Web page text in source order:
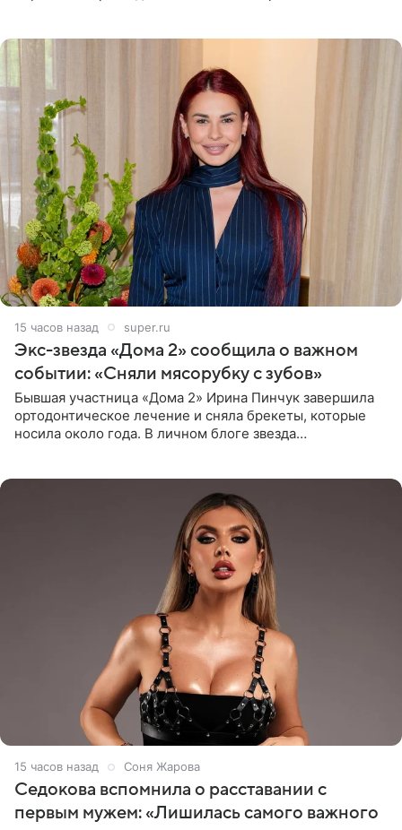
15 часов назад super.ru
Экс-звезда «Дома 2» сообщила о важном
событии: «Сняли мясорубку с зубов»
Бывшая участница «Дома 2» Ирина Пинчук завершила
ортодонтическое лечение и сняла брекеты, которые
носила около года. В личном блоге звезда
15 часов назад Соня Жарова
Седокова вспомнила о расставании с
первым мужем: «Лишилась самого важного